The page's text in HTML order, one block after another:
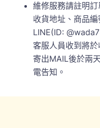
維修服務請註明
收貨地址、商品
LINE(ID:
客服人員收到將
寄出MAIL後於兩
電告知。